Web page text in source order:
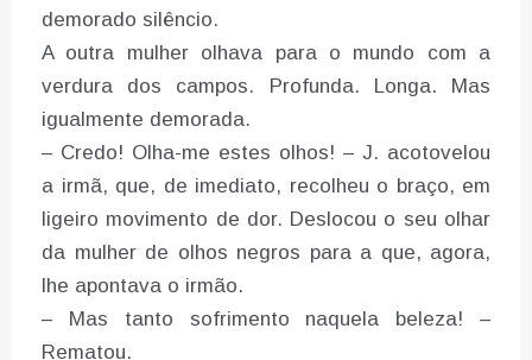
demorado silêncio.
A outra mulher olhava para o mundo com a
verdura dos campos. Profunda. Longa. Mas
igualmente demorada.
– Credo! Olha-me estes olhos! – J. acotovelou
a irmã, que, de imediato, recolheu o braço, em
ligeiro movimento de dor. Deslocou o seu olhar
da mulher de olhos negros para a que, agora,
lhe apontava o irmão.
– Mas tanto sofrimento naquela beleza! –
Rematou.